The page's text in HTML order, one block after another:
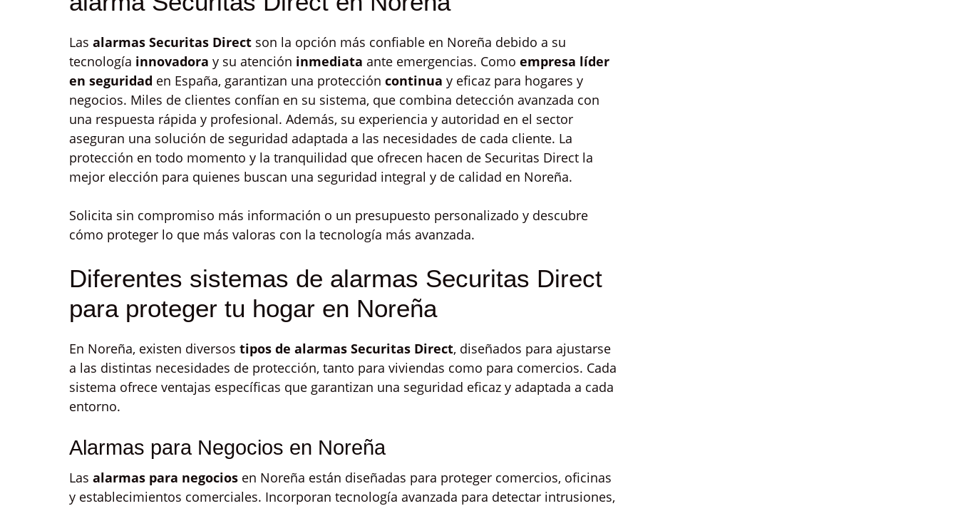
Las alarmas Securitas Direct son la opción más confiable en Noreña debido a su
tecnología innovadora y su atención inmediata ante emergencias. Como empresa líder
en seguridad en España, garantizan una protección continua y eficaz para hogares y
negocios. Miles de clientes confían en su sistema, que combina detección avanzada con
una respuesta rápida y profesional. Además, su experiencia y autoridad en el sector
aseguran una solución de seguridad adaptada a las necesidades de cada cliente. La
protección en todo momento y la tranquilidad que ofrecen hacen de Securitas Direct la
mejor elección para quienes buscan una seguridad integral y de calidad en Noreña.
Solicita sin compromiso más información o un presupuesto personalizado y descubre
cómo proteger lo que más valoras con la tecnología más avanzada.
Diferentes sistemas de alarmas Securitas Direct
para proteger tu hogar en Noreña
En Noreña, existen diversos tipos de alarmas Securitas Direct, diseñados para ajustarse
a las distintas necesidades de protección, tanto para viviendas como para comercios. Cada
sistema ofrece ventajas específicas que garantizan una seguridad eficaz y adaptada a cada
entorno.
Alarmas para Negocios en Noreña
Las alarmas para negocios en Noreña están diseñadas para proteger comercios, oficinas
y establecimientos comerciales. Incorporan tecnología avanzada para detectar intrusiones,